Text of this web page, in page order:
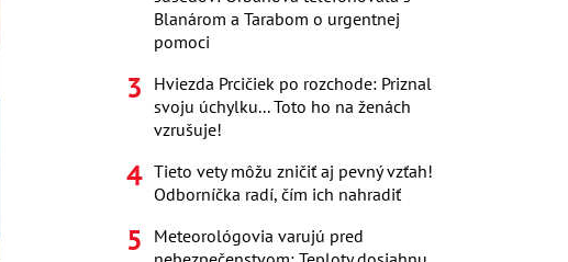
Blanárom a Tarabom o urgentnej
pomoci
Hviezda Prcičiek po rozchode: Priznal
svoju úchylku... Toto ho na ženách
vzrušuje!
Tieto vety môžu zničiť aj pevný vzťah!
Odborníčka radí, čím ich nahradiť
Meteorológovia varujú pred